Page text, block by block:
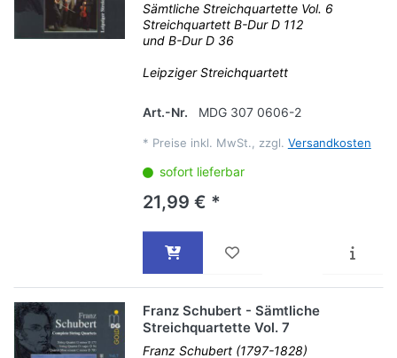
Sämtliche Streichquartette Vol. 6
Streichquartett B-Dur D 112
und B-Dur D 36
Leipziger Streichquartett
Art.-Nr. MDG 307 0606-2
* Preise inkl. MwSt., zzgl. Versandkosten
sofort lieferbar
21,99 € *
Franz Schubert - Sämtliche
Streichquartette Vol. 7
Franz Schubert (1797-1828)